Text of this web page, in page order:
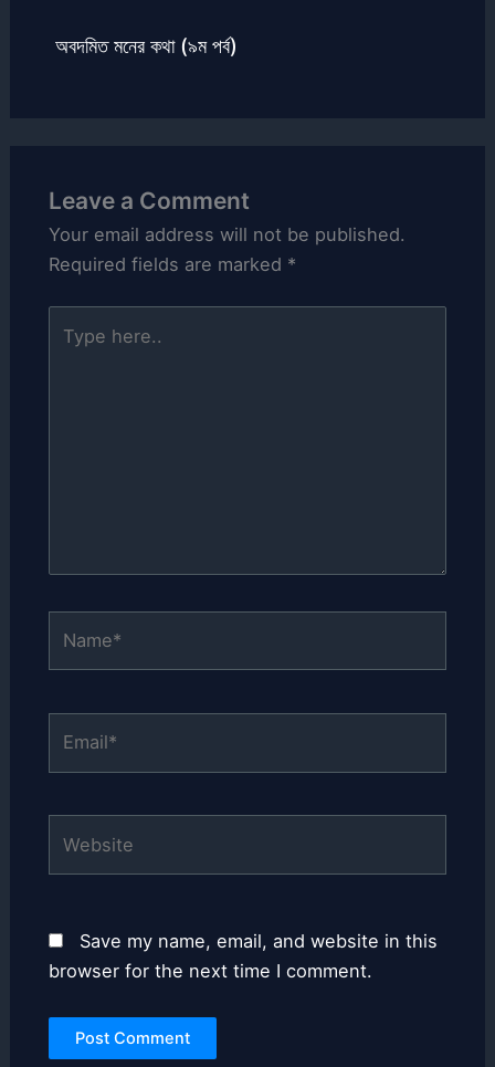
অবদমিত মনের কথা (৯ম পর্ব)
Leave a Comment
Your email address will not be published.
Required fields are marked *
here..
Save my name, email, and website in this
browser for the next time I comment.